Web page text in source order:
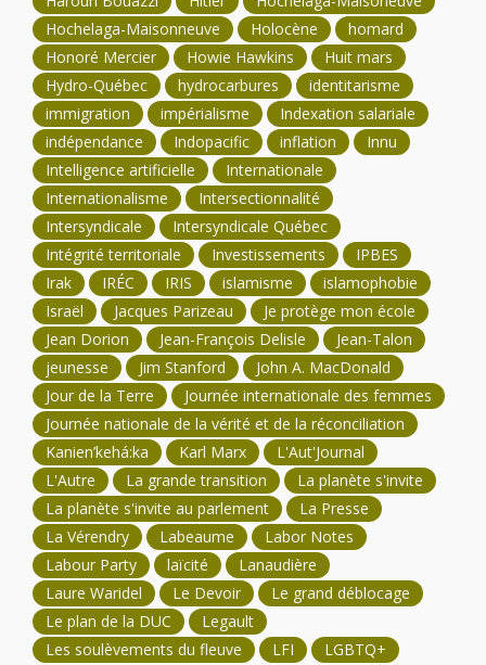
Hochelaga-Maisonneuve
Holocène
homard
Honoré Mercier
Howie Hawkins
Huit mars
Hydro-Québec
hydrocarbures
identitarisme
immigration
impérialisme
Indexation salariale
indépendance
Indopacific inflation
Innu
Intelligence artificielle
Internationale
Internationalisme
Intersectionnalité
Intersyndicale
Intersyndicale Québec
Intégrité territoriale
Investissements
IPBES
Irak
IRÉC IRIS islamisme
islamophobie
Israël
Jacques Parizeau
Je protège mon école
Jean Dorion
Jean-François Delisle
Jean-Talon
jeunesse
Jim Stanford
John A. MacDonald
Jour de la Terre
Journée internationale des femmes
Journée nationale de la vérité et de la réconciliation
Kanien’kehá:ka
Karl Marx
L'Aut'Journal
L'Autre
La grande transition
La planète s'invite
La planète s'invite au parlement
La Presse
La Vérendry
Labeaume
Labor Notes
Labour Party
laïcité
Lanaudière
Laure Waridel
Le Devoir
Le grand déblocage
Le plan de la DUC
Legault
Les soulèvements du fleuve
LFI LGBTQ+